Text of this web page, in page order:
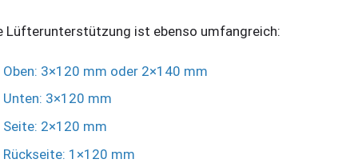
Lüfterunterstützung ist ebenso umfangreich:
Oben: 3×120 mm oder 2×140 mm
Unten: 3×120 mm
Seite: 2×120 mm
Rückseite: 1×120 mm